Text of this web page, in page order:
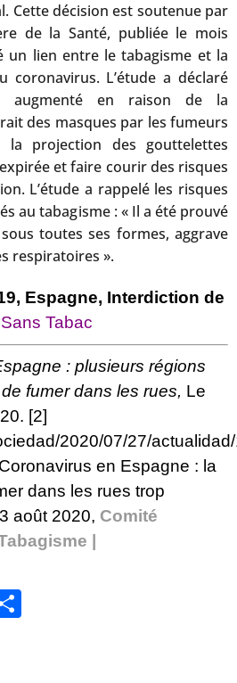
Cette décision est soutenue par
de la Santé, publiée le mois
un lien entre le tabagisme et la
coronavirus. L’étude a déclaré
en raison de la
des masques par les fumeurs
projection des gouttelettes
et faire courir des risques
L’étude a rappelé les risques
au tabagisme : « Il a été prouvé
toutes ses formes, aggrave
respiratoires ».
Espagne, Interdiction de
Tabac
: plusieurs régions
fumer dans les rues, Le
[2]
2020/07/27/
Coronavirus en Espagne : la
dans les rues trop
août 2020, Comité
|